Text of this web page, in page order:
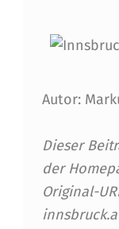
B
U
K
E
R
Autor:
Dieser
der
Original-